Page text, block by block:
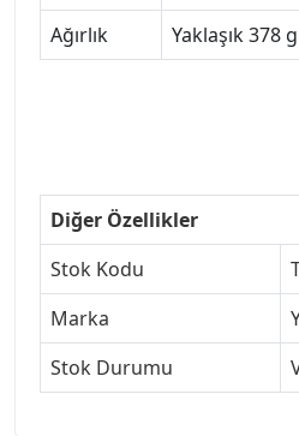
Ağırlık
Yaklaşık 378
Diğer Özellikler
Stok Kodu
Marka
Stok Durumu